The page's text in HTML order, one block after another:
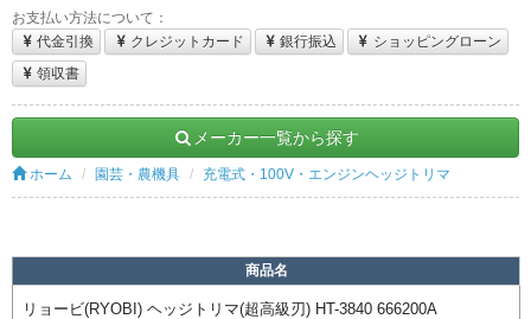
お支払い方法について：
代金引換
クレジットカード 銀行振込
ショッピングローン
領収書
メーカー一覧から探す
ホーム 園芸・農機具 充電式・100V・エンジンヘッジトリマ
商品名
リョービ(RYOBI) ヘッジトリマ(超高級刃) HT-3840 666200A